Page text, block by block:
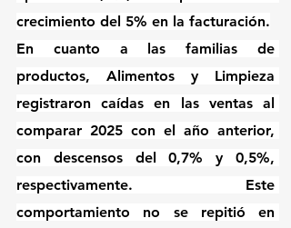
crecimiento del 5% en la facturación.
En cuanto a las familias de
productos, Alimentos y Limpieza
registraron caídas en las ventas al
comparar 2025 con el año anterior,
con descensos del 0,7% y 0,5%,
respectivamente. Este
comportamiento no se repitió en